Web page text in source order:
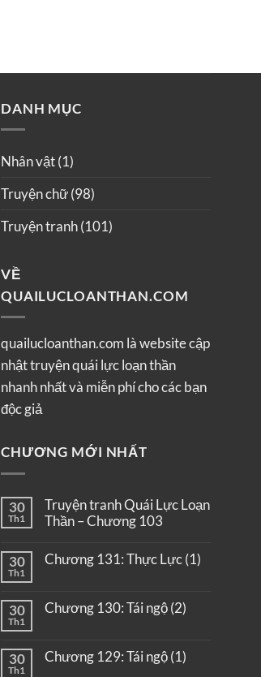
DANH MỤC
Nhân vật(1)
Truyện chữ(98)
Truyện tranh(101)
VỀ
QUAILUCLOANTHAN.COM
quailucloanthan.com là website cập
nhật truyện quái lực loạn thần
nhanh nhất và miễn phí cho các bạn
độc giả
CHƯƠNG MỚI NHẤT
30
Th1
Truyện tranh Quái Lực Loạn
Thần – Chương 103
30
Th1
Chương 131: Thực Lực (1)
30
Th1
Chương 130: Tái ngộ (2)
30
Th1
Chương 129: Tái ngộ (1)